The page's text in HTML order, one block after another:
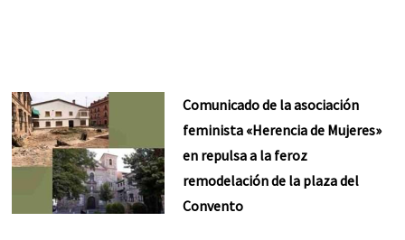
Comunicado de la asociación
feminista «Herencia de Mujeres»
en repulsa a la feroz
remodelación de la plaza del
Convento